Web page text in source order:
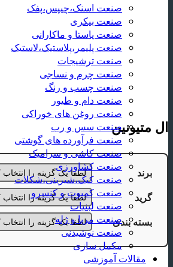
صنعت اسنک،چیپس،پفک
صنعت بیکری
صنعت پاستا و ماکارانی
صنعت پلیمر،پلاستیک،لاستیک
صنعت ترشیجات
صنعت چرم و نساجی
صنعت چسب و رنگ
صنعت دام و طیور
صنعت روغن های خوراکی
صنعت سس و رب
صنعت فرآورده های گوشتی
صنعت کاشی و سرامیک
صنعت کشاورزی
صنعت کیک،شیرینی،شکلات
صنعت کمپوت و کنسرو
صنعت لبنیات
صنعت مربا و ژله
صنعت نوشیدنی
مکمل سازی
مقالات آموزشی
ال متیونین
برند
گرید
بسته بندی